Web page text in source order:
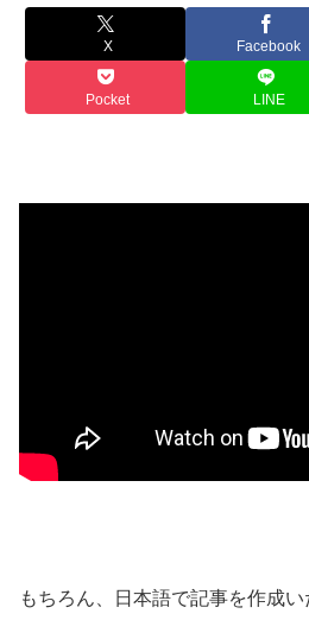
X Facebook
Pocket LINE
もちろん、日本語で記事を作成